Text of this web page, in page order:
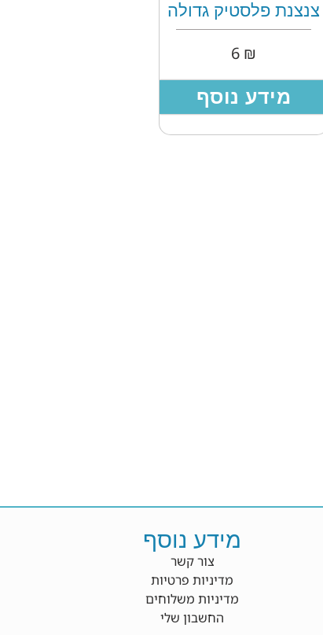
צנצנת פלסטיק גדולה
₪
6
מידע נוסף
מידע נוסף
צור קשר
מדיניות פרטיות
מדיניות משלוחים
החשבון שלי